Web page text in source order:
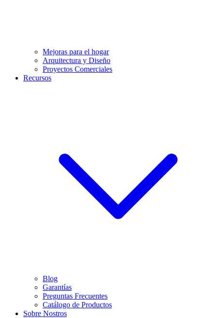
Mejoras para el hogar
Arquitectura y Diseño
Proyectos Comerciales
Recursos
Blog
Garantías
Preguntas Frecuentes
Catálogo de Productos
Sobre Nostros